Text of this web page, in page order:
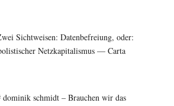
Sichtweisen: Datenbefreiung, oder:
Netzkapitalismus — Carta
dominik schmidt – Brauchen wir das